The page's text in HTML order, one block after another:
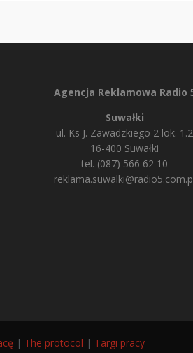
Agencja Reklamowa Radio
Suwałki
ul. Ks J. Zawadzkiego 2 lok. 1.2
16-400 Suwałki
tel. (087) 566 62 10
| The protocol | Targi pracy